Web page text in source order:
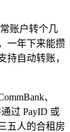
账户转个几
一年下来能攒
持自动转账，
、
过 PayID 或
五人的合租房